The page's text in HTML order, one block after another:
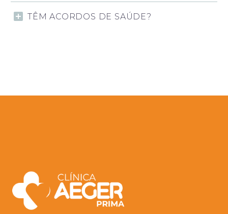
TÊM ACORDOS DE SAÚDE?